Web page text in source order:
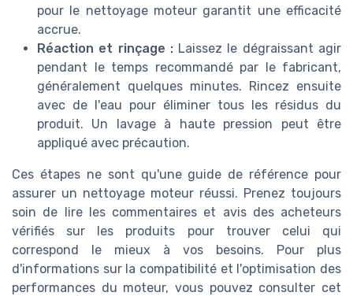
pour le nettoyage moteur garantit une efficacité
accrue.
Réaction et rinçage :Laissez le dégraissant agir
pendant le temps recommandé par le fabricant,
généralement quelques minutes. Rincez ensuite
avec de l'eau pour éliminer tous les résidus du
produit. Un lavage à haute pression peut être
appliqué avec précaution.
Ces étapes ne sont qu'une guide de référence pour
assurer un nettoyage moteur réussi. Prenez toujours
soin de lire les commentaires et avis des acheteurs
vérifiés sur les produits pour trouver celui qui
correspond le mieux à vos besoins. Pour plus
d'informations sur la compatibilité et l'optimisation des
performances du moteur, vous pouvez consulter cet